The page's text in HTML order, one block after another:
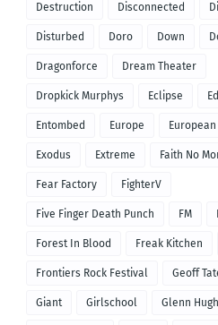
Destruction Disconnected
Disturbed Doro Down
Dragonforce Dream Theater
Dropkick Murphys Eclipse
Entombed Europe
Exodus Extreme Faith No
Fear Factory FighterV
Five Finger Death Punch FM
Forest In Blood Freak Kitchen
Frontiers Rock Festival Geoff
Giant Girlschool Glenn